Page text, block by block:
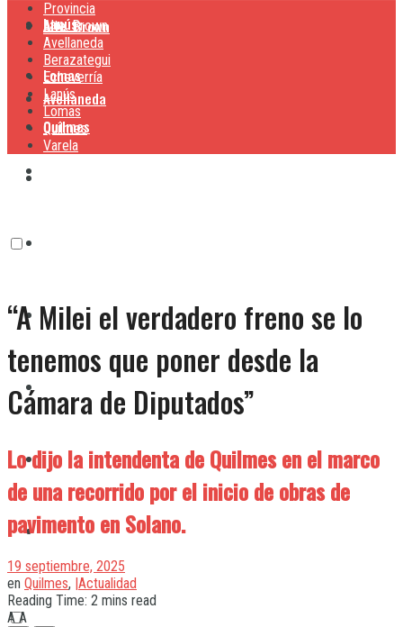
Lanús
Lomas
Quilmes
Alte. Brown
Avellaneda
Lanús
Quilmes
Varela
Provincia
Alte. Brown
Avellaneda
Berazategui
Echeverría
Lanús
Lomas
Quilmes
Varela
“A Milei el verdadero freno se lo
tenemos que poner desde la
Cámara de Diputados”
Lo dijo la intendenta de Quilmes en el marco
de una recorrido por el inicio de obras de
pavimento en Solano.
19 septiembre, 2025
en Quilmes, |Actualidad
Reading Time: 2 mins read
A A